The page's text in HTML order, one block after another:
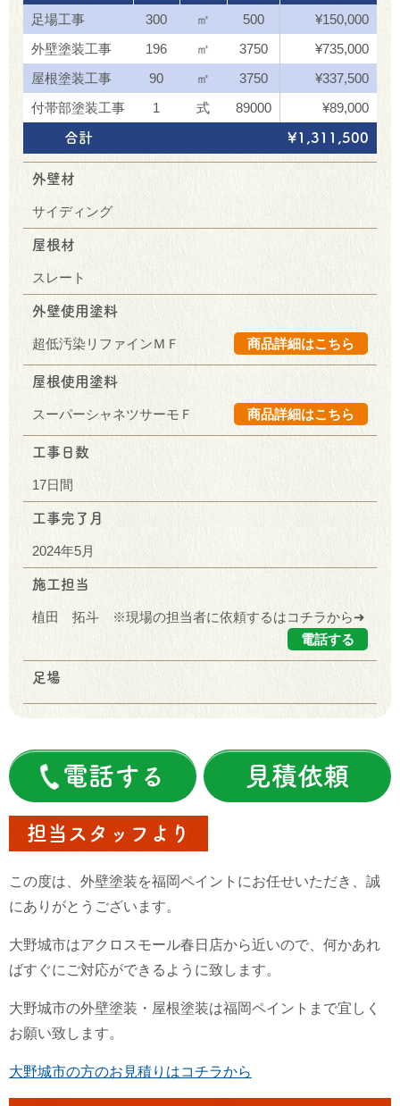
足場工事 300 ㎡ 500
¥150,000
外壁塗装工事
196 ㎡ 3750
¥735,000
屋根塗装工事
90 ㎡ 3750
¥337,500
付帯部塗装工事
1 式 89000 ¥89,000
合計 ¥1,311,500
外壁材
サイディング
屋根材
スレート
外壁使用塗料
超低汚染リファインＭＦ 商品詳細はこちら
屋根使用塗料
スーパーシャネツサーモＦ 商品詳細はこちら
工事日数
17日間
工事完了月
2024年5月
施工担当
植田 拓斗 ※現場の担当者に依頼するはコチラから➜
電話する
足場
電話する 見積依頼
担当スタッフより
この度は、外壁塗装を福岡ペイントにお任せいただき、誠
にありがとうございます。
大野城市はアクロスモール春日店から近いので、何かあれ
ばすぐにご対応ができるように致します。
大野城市の外壁塗装・屋根塗装は福岡ペイントまで宜しく
お願い致します。
大野城市の方のお見積りはコチラから